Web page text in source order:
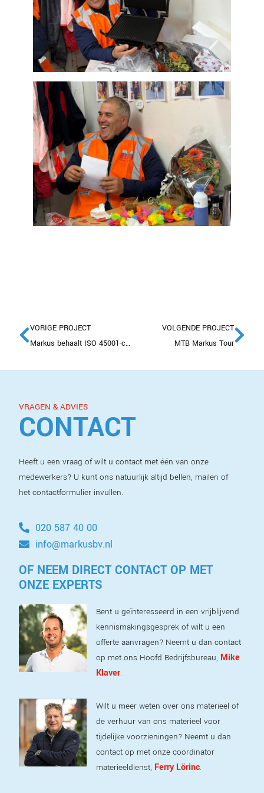
VORIGE PROJECT
Markus behaalt ISO 45001-certificering!
VOLGENDE PROJECT
MTB Markus Tour
VRAGEN & ADVIES
CONTACT
Heeft u een vraag of wilt u contact met één van onze
medewerkers? U kunt ons natuurlijk altijd bellen, mailen of
het contactformulier invullen.
020 587 40 00
info@markusbv.nl
OF NEEM DIRECT CONTACT OP MET
ONZE EXPERTS
Bent u geïnteresseerd in een vrijblijvend
kennismakingsgesprek of wilt u een
offerte aanvragen? Neemt u dan contact
op met ons Hoofd Bedrijfsbureau, Mike
Klaver.
Wilt u meer weten over ons materieel of
de verhuur van ons materieel voor
tijdelijke voorzieningen? Neemt u dan
contact op met onze coördinator
materieeldienst, Ferry Lörinc.